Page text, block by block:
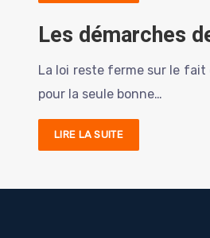
Les démarches
La loi reste ferme sur le
pour la seule bonne…
LIRE LA SUITE